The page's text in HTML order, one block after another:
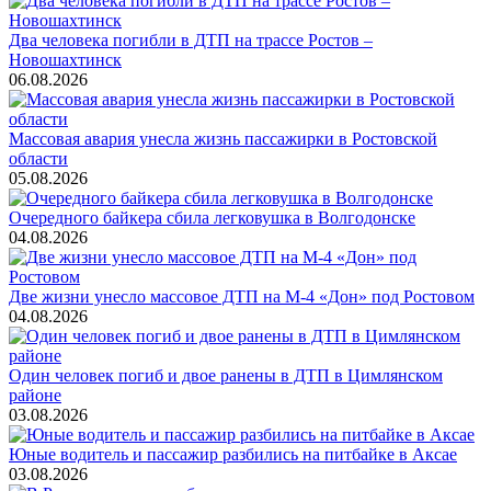
Два человека погибли в ДТП на трассе Ростов –
Новошахтинск
06.08.2026
Массовая авария унесла жизнь пассажирки в Ростовской
области
05.08.2026
Очередного байкера сбила легковушка в Волгодонске
04.08.2026
Две жизни унесло массовое ДТП на М-4 «Дон» под Ростовом
04.08.2026
Один человек погиб и двое ранены в ДТП в Цимлянском
районе
03.08.2026
Юные водитель и пассажир разбились на питбайке в Аксае
03.08.2026